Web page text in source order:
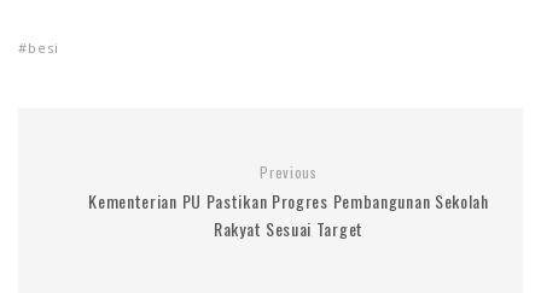
besi
Previous
Kementerian PU Pastikan Progres Pembangunan Sekolah
Rakyat Sesuai Target